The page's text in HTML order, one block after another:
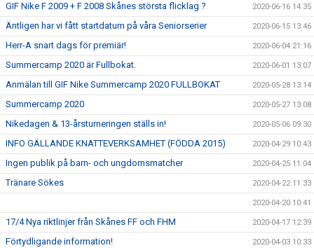
GIF Nike F 2009 + F 2008 Skånes största flicklag ? 2020-06-16 14:35
Äntligen har vi fått startdatum på våra Seniorserier 2020-06-15 13:46
Herr-A snart dags för premiär! 2020-06-04 21:16
Summercamp 2020 är Fullbokat. 2020-06-01 13:07
Anmälan till GIF Nike Summercamp 2020 FULLBOKAT 2020-05-28 13:14
Summercamp 2020 2020-05-27 13:08
Nikedagen & 13-årsturneringen ställs in! 2020-05-06 09:30
INFO GÄLLANDE KNATTEVERKSAMHET (FÖDDA 2015) 2020-04-29 10:43
Ingen publik på barn- och ungdomsmatcher 2020-04-25 11:04
Tränare Sökes 2020-04-22 11:33
2020-04-20 10:41
17/4 Nya riktlinjer från Skånes FF och FHM 2020-04-17 12:39
Förtydligande information! 2020-04-03 10:33